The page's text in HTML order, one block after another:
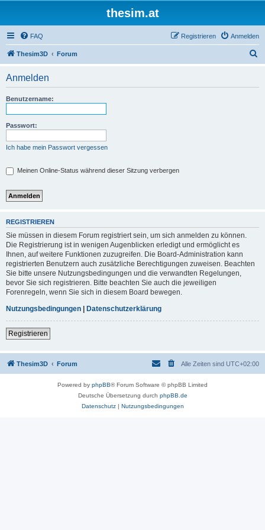
thesim.at
FAQ Anmelden
Registrieren
Thesim3D Forum
Anmelden
Benutzername:
Passwort:
Ich habe mein Passwort vergessen
Meinen Online-Status während dieser Sitzung verbergen
REGISTRIEREN
Sie müssen in diesem Forum registriert sein, um sich anmelden zu können.
Die Registrierung ist in wenigen Augenblicken erledigt und ermöglicht es
Ihnen, auf weitere Funktionen zuzugreifen. Die Board-Administration kann
registrierten Benutzern auch zusätzliche Berechtigungen zuweisen. Beachten
Sie bitte unsere Nutzungsbedingungen und die verwandten Regelungen,
bevor Sie sich registrieren. Bitte beachten Sie auch die jeweiligen
Forenregeln, wenn Sie sich in diesem Board bewegen.
Nutzungsbedingungen
Datenschutzerklärung
Registrieren
Thesim3D Forum Alle Zeiten sind UTC+02:00
Powered by phpBB® Forum Software © phpBB Limited
Deutsche Übersetzung durch phpBB.de
Datenschutz| Nutzungsbedingungen